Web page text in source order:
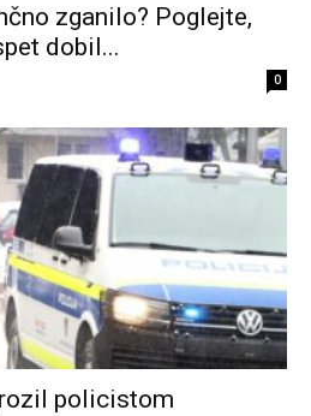
zganilo? Poglejte,
dobil...
0
policistom